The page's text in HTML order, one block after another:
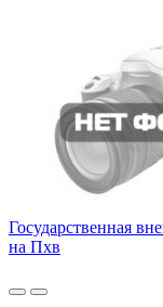
Государственная
на Пхв